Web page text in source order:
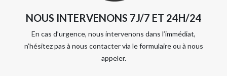
NOUS INTERVENONS 7J/7 ET 24H/24
En cas d’urgence, nous intervenons dans l’immédiat,
n’hésitez pas à nous contacter via le formulaire ou à nous
appeler.